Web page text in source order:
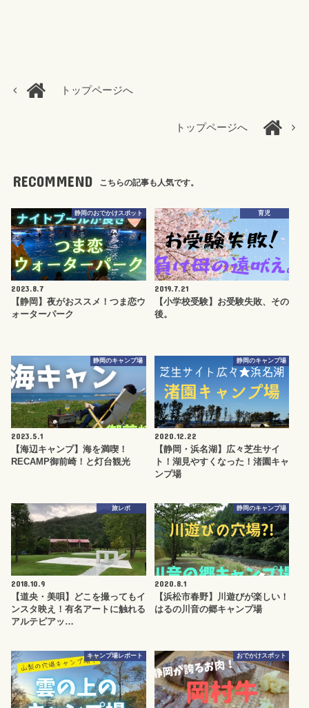
トップページへ
トップページへ
RECOMMEND こちらの記事も人気です。
静岡のおでかけスポット
2023.8.7
【静岡】夜がおススメ！つま恋ウ
ォーターパーク
育児
2019.7.21
【小学校受験】お受験失敗、その
後。
静岡のキャンプ場
2023.5.1
【海辺キャンプ】海を満喫！
RECAMP御前崎！と灯台観光
静岡のキャンプ場
2020.12.22
【静岡・浜名湖】広々芝生サイ
ト！湖見やすくなった！渚園キャ
ンプ場
旅レポ
2018.10.9
【道央・美唄】どこを撮ってもイ
ンスタ映え！有名アートに触れる
アルテピアッ…
静岡のキャンプ場
2020.8.1
【浜松市春野】川遊びが楽しい！
はるの川音の郷キャンプ場
キャンプ場レポート おでかけスポット